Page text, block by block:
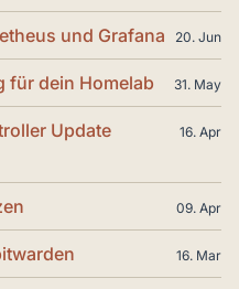
und Grafana 20. Jun
für dein Homelab 31. May
Update
16. Apr
09. Apr
16. Mar